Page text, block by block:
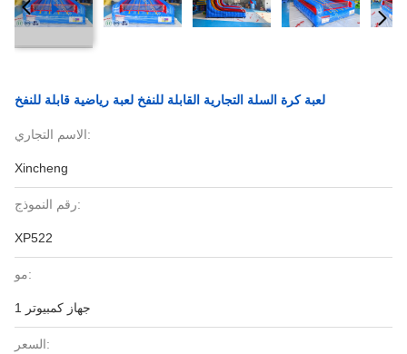
لعبة كرة السلة التجارية القابلة للنفخ لعبة رياضية قابلة للنفخ
الاسم التجاري:
Xincheng
رقم النموذج:
XP522
مو:
1 جهاز كمبيوتر
السعر: